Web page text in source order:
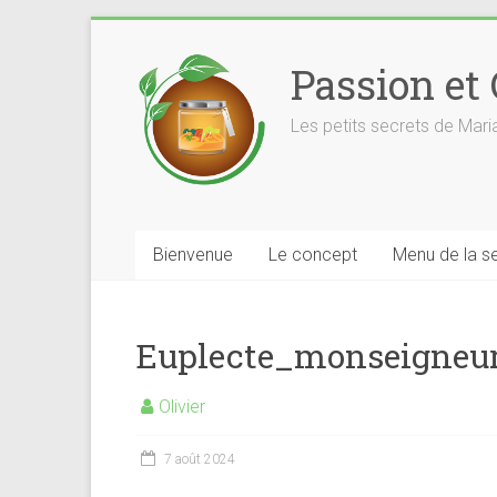
content
Passion et
Les petits secrets de
Bienvenue Le concept Menu de la
Olivier
7 août 2024